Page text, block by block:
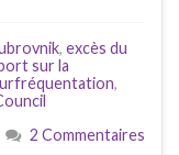
, excès du
sur la
,
2 Commentaires